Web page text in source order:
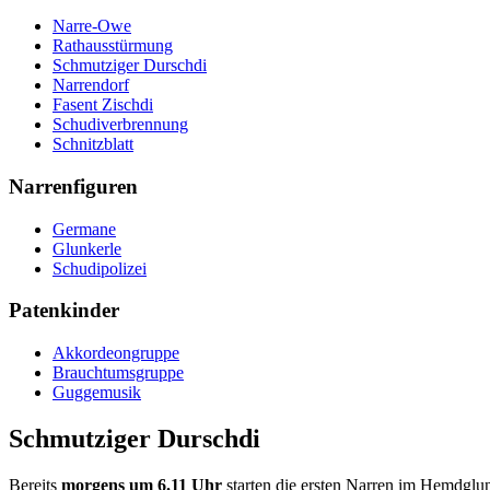
Narre-Owe
Rathausstürmung
Schmutziger Durschdi
Narrendorf
Fasent Zischdi
Schudiverbrennung
Schnitzblatt
Narrenfiguren
Germane
Glunkerle
Schudipolizei
Patenkinder
Akkordeongruppe
Brauchtumsgruppe
Guggemusik
Schmutziger Durschdi
Bereits morgens um 6.11 Uhr starten die ersten Narren im